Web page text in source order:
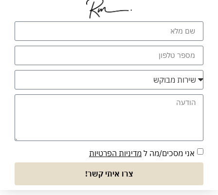
אני מסכים/מה ל מדיניות הפרטיות
צרו איתי קשר!